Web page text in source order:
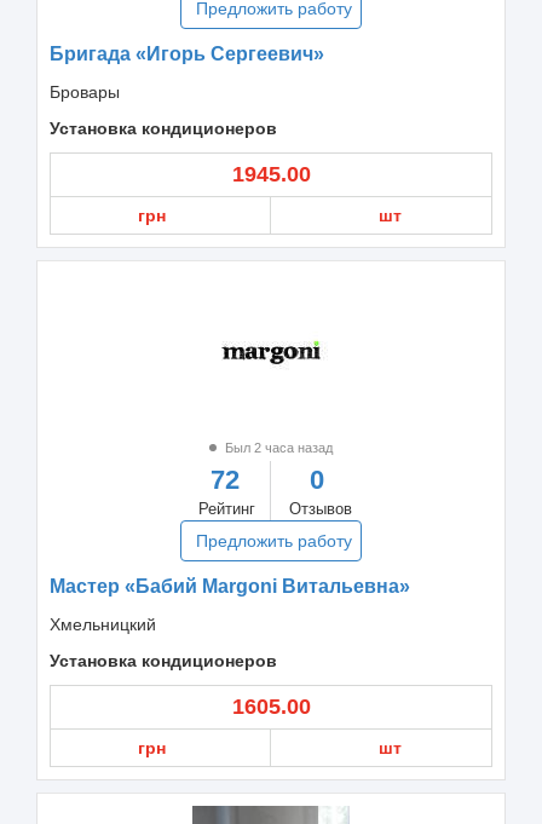
Предложить работу
Бригада «Игорь Сергеевич»
Бровары
Установка кондиционеров
1945.00
грн шт
Был 2 часа назад
72
Рейтинг
0
Отзывов
Предложить работу
Мастер «Бабий Margoni Витальевна»
Хмельницкий
Установка кондиционеров
1605.00
грн шт